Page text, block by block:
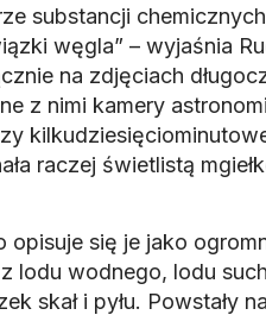
substancji
węgla” – wyjaśnia
na zdjęciach
z nimi kamery
raczej świetlistą
opisuje się je jako
lodu wodnego, lodu
skał i pyłu. Powstały